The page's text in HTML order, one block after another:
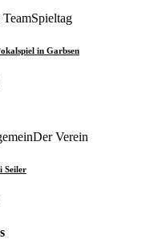
TeamSpieltag
in Garbsen
Der Verein
Seiler